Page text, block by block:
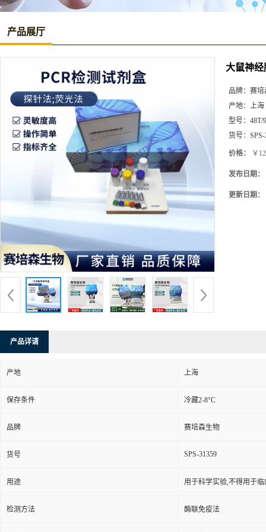
产品展厅
大鼠神经
品牌： 赛培
产地： 上海
型号： 48T/
货号：
价格： ￥
发布日期：
更新日期：
产品详请
产地 上海
保存条件 冷藏2-8°C
品牌 赛培森生物
货号 SPS-31359
用途 用于科学实验,不得用于临
检测方法 酶联免疫法